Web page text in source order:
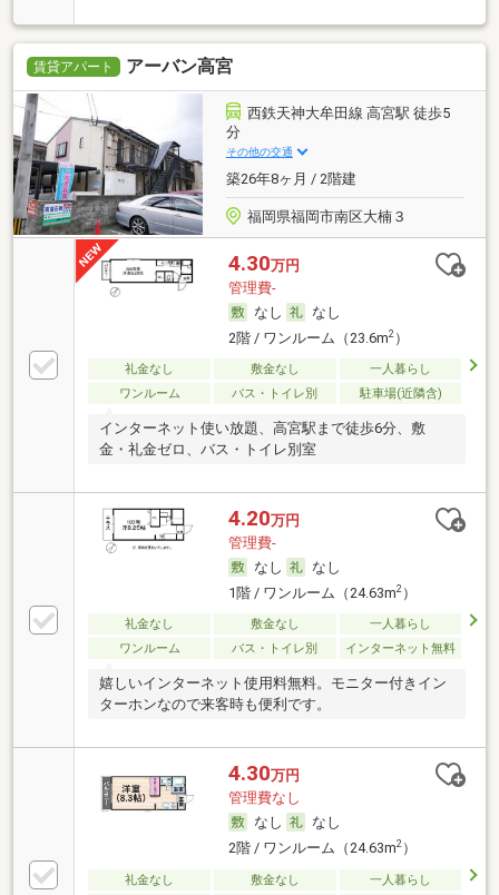
賃貸アパート アーバン高宮
西鉄天神大牟田線 高宮駅 徒歩5
分
その他の交通
築26年8ヶ月 / 2階建
福岡県福岡市南区大楠３
4.30万円
管理費-
なし
なし
2階 / ワンルーム（23.6m2）
礼金なし 敷金なし
一人暮らし
ワンルーム
バス・トイレ別 駐車場(近隣含)
インターネット使い放題、高宮駅まで徒歩6分、敷
金・礼金ゼロ、バス・トイレ別室
4.20万円
管理費-
なし
なし
1階 / ワンルーム（24.63m2）
礼金なし 敷金なし
一人暮らし
ワンルーム
バス・トイレ別 インターネット無料
嬉しいインターネット使用料無料。モニター付きイン
ターホンなので来客時も便利です。
4.30万円
管理費なし
なし
なし
2階 / ワンルーム（24.63m2）
礼金なし 敷金なし
一人暮らし